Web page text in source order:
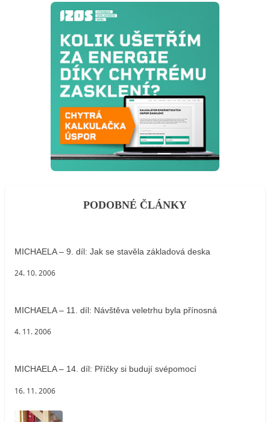
PODOBNÉ ČLÁNKY
MICHAELA – 9. díl: Jak se stavěla základová deska
24. 10. 2006
MICHAELA – 11. díl: Návštěva veletrhu byla přínosná
4. 11. 2006
MICHAELA – 14. díl: Příčky si budují svépomocí
16. 11. 2006